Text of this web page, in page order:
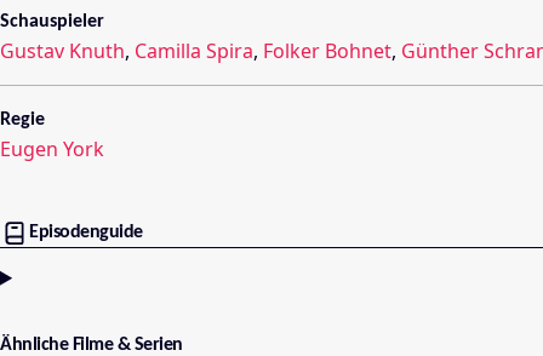
Schauspieler
Gustav Knuth, Camilla Spira, Folker Bohnet, Günther
Regie
Eugen York
Episodenguide
Ähnliche Filme & Serien